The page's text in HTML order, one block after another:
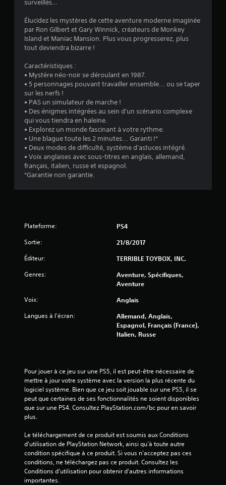
7
1
é
o
l
s
5
5
a
v
i
s
)
surveillés…
Élucidez les mystères de cette aventure moderne imaginée
par Ron Gilbert et Gary Winnick, créateurs de Monkey
Island et Maniac Mansion. Plus vous progresserez, plus
tout deviendra bizarre !
Caractéristiques :
• Mystère néo-noir se déroulant en 1987.
• 5 personnages pouvant travailler ensemble... ou se taper
sur les nerfs !
• PAS un simulateur de marche !
• Des énigmes intégrées au sein d'un scénario complexe
qui vous tiendra en haleine.
• Explorez un monde fascinant à votre rythme.
• Une blague toute les 2 minutes... Garanti !*
• Deux modes de difficulté, système d'astuces intégré.
• Voix anglaises avec sous-titres en anglais, allemand,
français, italien, russe et espagnol.
*Garantie non garantie.
Plateforme: PS4
Sortie: 21/8/2017
Éditeur: TERRIBLE TOYBOX, INC.
Genres:
Aventure, Spécifiques,
Aventure
Voix: Anglais
Langues à l'écran:
Allemand, Anglais,
Espagnol, Français (France),
Italien, Russe
Pour jouer à ce jeu sur une PS5, il est peut-être nécessaire de
mettre à jour votre système avec la version la plus récente du
logiciel système. Bien que ce jeu soit jouable sur une PS5, il se
peut que certaines de ses fonctionnalités ne soient disponibles
que sur une PS4. Consultez PlayStation.com/bc pour en savoir
plus.
Le téléchargement de ce produit est soumis aux Conditions
d'utilisation de PlayStation Network, ainsi qu'à toute autre
condition spécifique à ce produit. Si vous n'acceptez pas ces
conditions, ne téléchargez pas ce produit. Consultez les
Conditions d'utilisation pour obtenir d'autres informations
importantes.